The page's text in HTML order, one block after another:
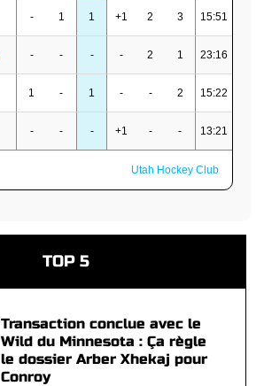
- 1 1 +1 2 3 15:51
- - - - 2 1 23:16
1 - 1 - - 2 15:22
- - - +1 - - 13:21
Utah Hockey Club
TOP 5
Transaction conclue avec le
Wild du Minnesota : Ça règle
le dossier Arber Xhekaj pour
Conroy